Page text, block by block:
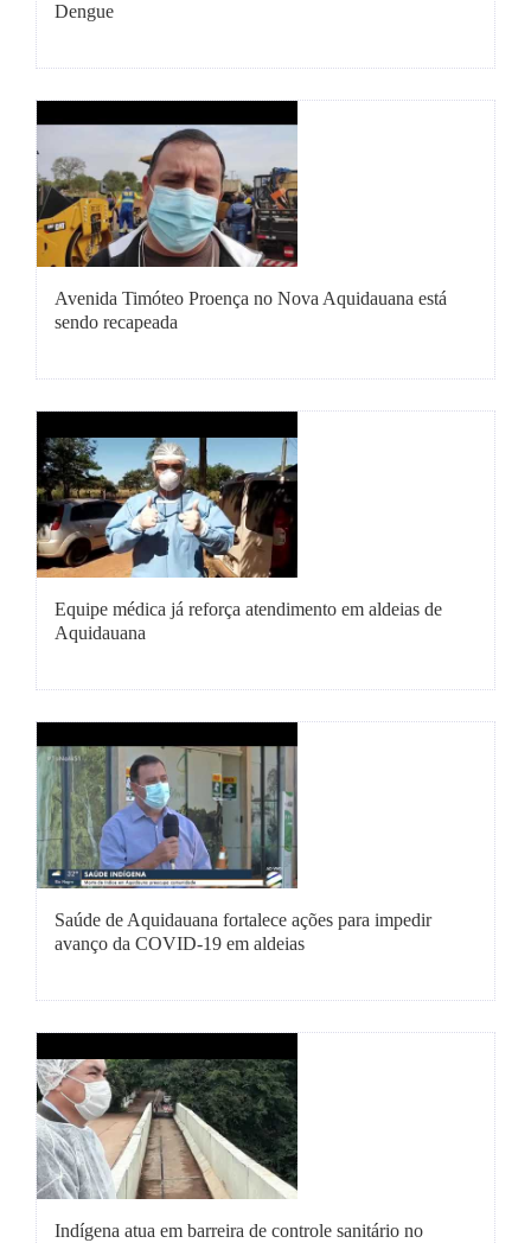
Dengue
Avenida Timóteo Proença no Nova Aquidauana está
sendo recapeada
Equipe médica já reforça atendimento em aldeias de
Aquidauana
Saúde de Aquidauana fortalece ações para impedir
avanço da COVID-19 em aldeias
Indígena atua em barreira de controle sanitário no